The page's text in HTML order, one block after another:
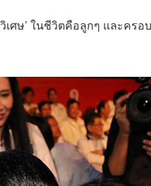
ศษ’ ในชีวิตคือลูกๆ และคร